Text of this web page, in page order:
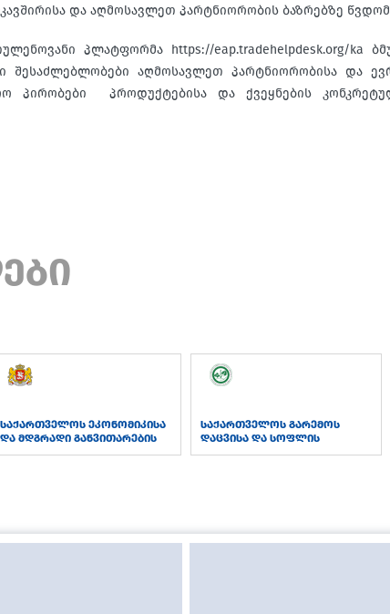
და აღმოსავლეთ პარტნიორობის ბაზრებზე
პლატფორმა https://eap.tradehelpdesk.org/ka
შესაძლებლობები აღმოსავლეთ პარტნიორობისა და
პირობები პროდუქტებისა და ქვეყნების
საქართველოს ეკონომიკისა
და მდგრადი განვითარების
სამინისტრო
საქართველოს გარემოს
დაცვისა და სოფლის
მეურნეობის სამინისტრო